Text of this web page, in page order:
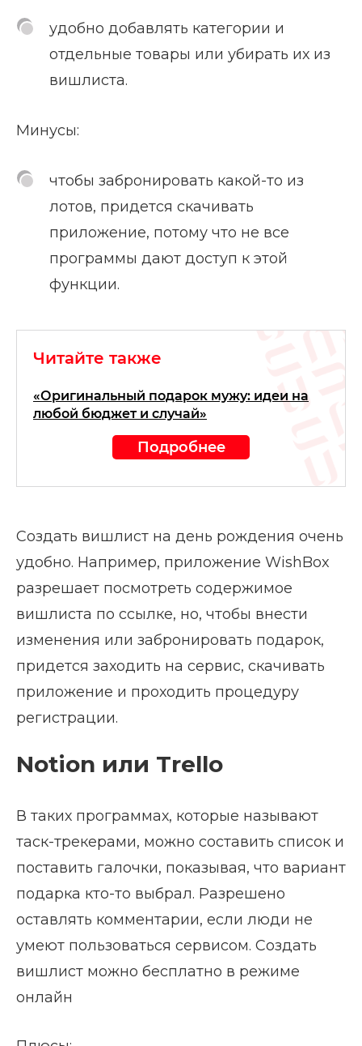
удобно добавлять категории и
отдельные товары или убирать их из
вишлиста.
Минусы:
чтобы забронировать какой-то из
лотов, придется скачивать
приложение, потому что не все
программы дают доступ к этой
функции.
Читайте также
«Оригинальный подарок мужу: идеи на
любой бюджет и случай»
Подробнее
Создать вишлист на день рождения очень
удобно. Например, приложение WishBox
разрешает посмотреть содержимое
вишлиста по ссылке, но, чтобы внести
изменения или забронировать подарок,
придется заходить на сервис, скачивать
приложение и проходить процедуру
регистрации.
Notion или Trello
В таких программах, которые называют
таск-трекерами, можно составить список и
поставить галочки, показывая, что вариант
подарка кто-то выбрал. Разрешено
оставлять комментарии, если люди не
умеют пользоваться сервисом. Создать
вишлист можно бесплатно в режиме
онлайн